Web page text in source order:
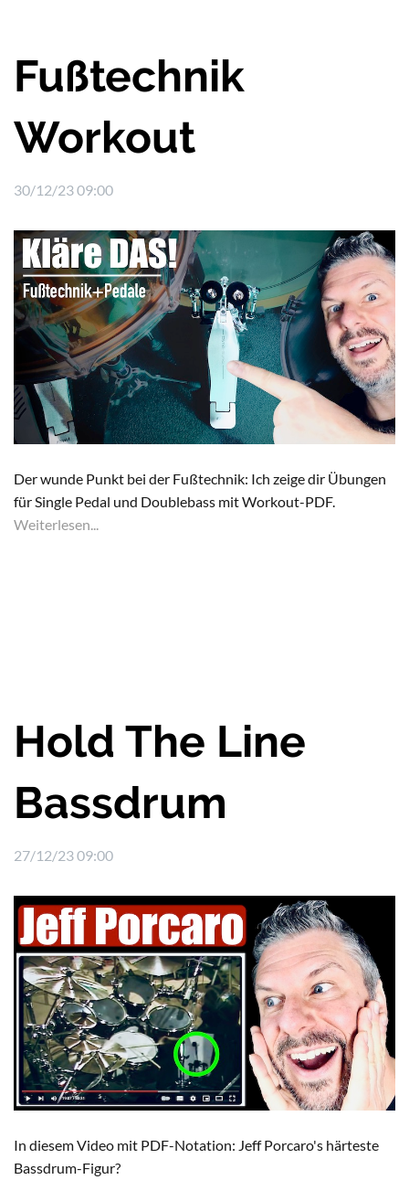
Fußtechnik
Workout
30/12/23 09:00
Der wunde Punkt bei der Fußtechnik: Ich zeige dir Übungen
für Single Pedal und Doublebass mit Workout-PDF.
Weiterlesen...
Hold The Line
Bassdrum
27/12/23 09:00
In diesem Video mit PDF-Notation: Jeff Porcaro's härteste
Bassdrum-Figur?